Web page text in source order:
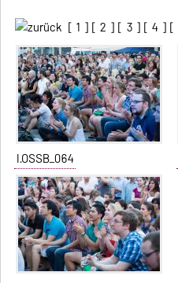
[ 1 ] [ 2 ] [ 3 ] [ 4 ] [
I.OSSB_064